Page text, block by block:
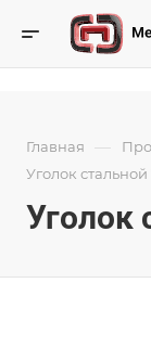
Главная —
Уголок
Уголок